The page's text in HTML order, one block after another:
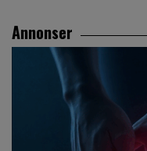
Annonser